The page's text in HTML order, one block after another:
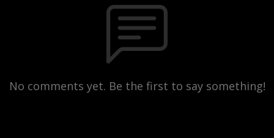
No comments yet. Be the first to say something!